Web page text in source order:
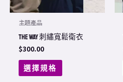
主題產品
THE WAY 刺繡寬鬆衛衣
$300.00
選擇規格
on
product